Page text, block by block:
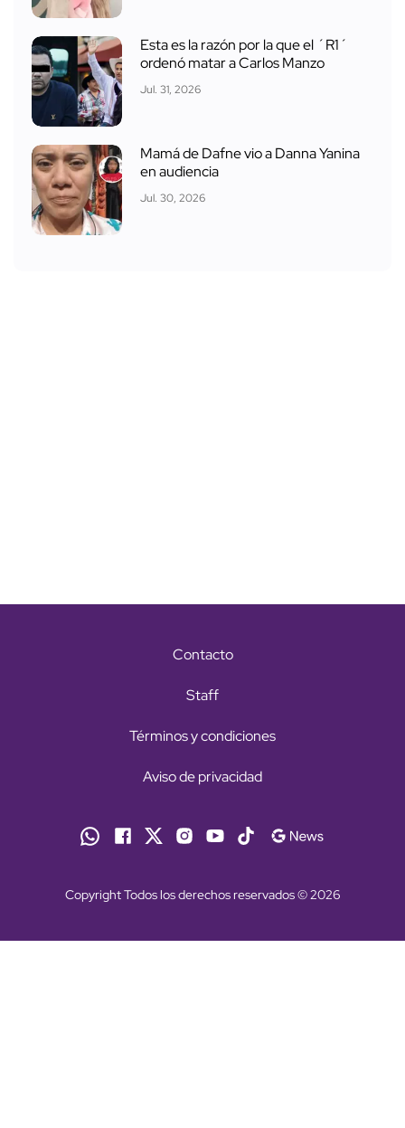
Esta es la razón por la que el ´R1´
ordenó matar a Carlos Manzo
Jul. 31, 2026
Mamá de Dafne vio a Danna Yanina
en audiencia
Jul. 30, 2026
Contacto
Staff
Términos y condiciones
Aviso de privacidad
Copyright Todos los derechos reservados © 2026